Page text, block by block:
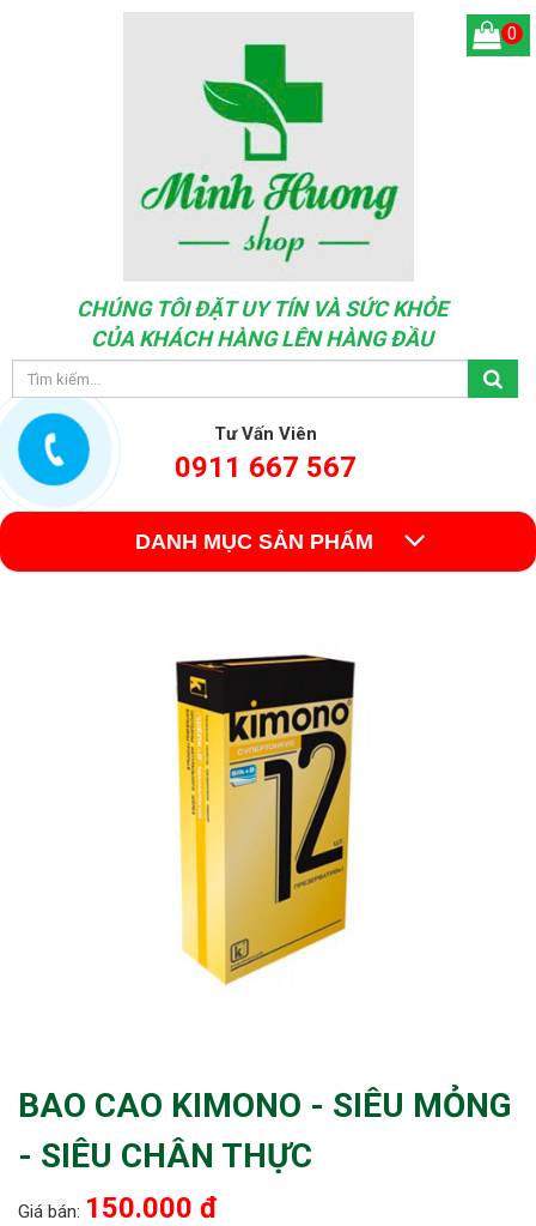
CHÚNG TÔI ĐẶT UY TÍN VÀ SỨC KHỎE
CỦA KHÁCH HÀNG LÊN HÀNG ĐẦU
Tư Vấn Viên
0911 667 567
0
DANH MỤC SẢN PHẨM
BAO CAO KIMONO - SIÊU MỎNG
- SIÊU CHÂN THỰC
Giá bán: 150.000 đ